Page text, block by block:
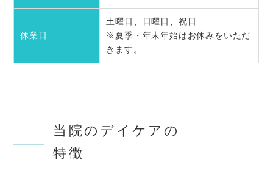
休業日
土曜日、日曜日、祝日
※夏季・年末年始はお休みをいただ
きます。
当院のデイケアの
特徴